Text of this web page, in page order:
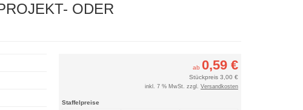
ODER
ab 0,59 €
Stückpreis 3,00 €
inkl. 7 % MwSt. zzgl. Versandkosten
Staffelpreise